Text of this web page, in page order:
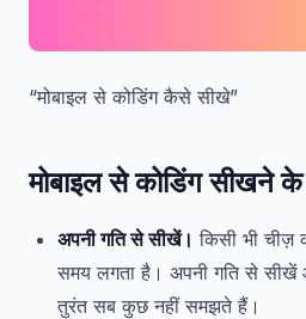
“मोबाइल से कोडिंग कैसे सीखे”
मोबाइल से कोडिंग सीखने
अपनी गति से सीखें। किसी भी चीज़
समय लगता है। अपनी गति से सीखें
तुरंत सब कुछ नहीं समझते हैं।